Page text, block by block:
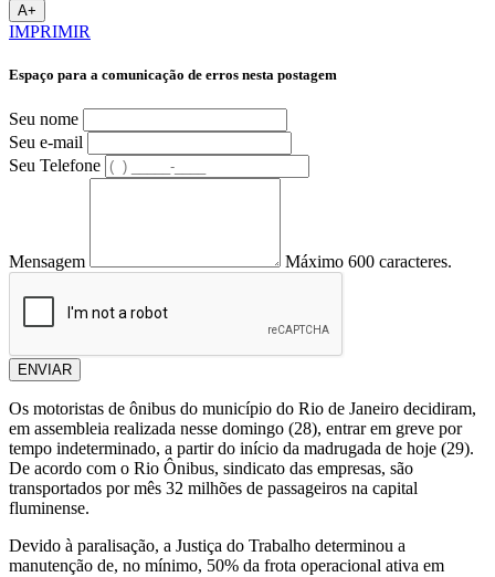
A+
IMPRIMIR
Espaço para a comunicação de erros nesta postagem
Seu nome
Seu e-mail
Seu Telefone
Mensagem Máximo 600 caracteres.
ENVIAR
Os motoristas de ônibus do município do Rio de Janeiro decidiram,
em assembleia realizada nesse domingo (28), entrar em greve por
tempo indeterminado, a partir do início da madrugada de hoje (29).
De acordo com o Rio Ônibus, sindicato das empresas, são
transportados por mês 32 milhões de passageiros na capital
fluminense.
Devido à paralisação, a Justiça do Trabalho determinou a
manutenção de, no mínimo, 50% da frota operacional ativa em